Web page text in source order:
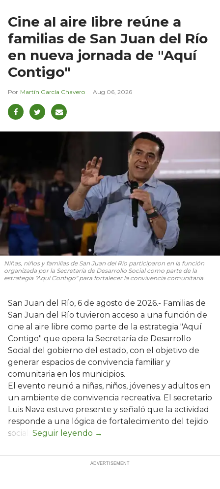
Cine al aire libre reúne a
familias de San Juan del Río
en nueva jornada de "Aquí
Contigo"
Martín García Chavero Aug 06, 2026
Niñas, niños y familias de San Juan del Río participaron en la función
organizada por la Secretaría de Desarrollo Social como parte de la
estrategia "Aquí Contigo" para fortalecer la convivencia comunitaria.
San Juan del Río, 6 de agosto de 2026.- Familias de
San Juan del Río tuvieron acceso a una función de
cine al aire libre como parte de la estrategia "Aquí
Contigo" que opera la Secretaría de Desarrollo
Social del gobierno del estado, con el objetivo de
generar espacios de convivencia familiar y
comunitaria en los municipios.
El evento reunió a niñas, niños, jóvenes y adultos en
un ambiente de convivencia recreativa. El secretario
Luis Nava estuvo presente y señaló que la actividad
responde a una lógica de fortalecimiento del tejido
social: